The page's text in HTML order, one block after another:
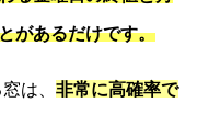
があるだけです。
は、 非常に高確率で